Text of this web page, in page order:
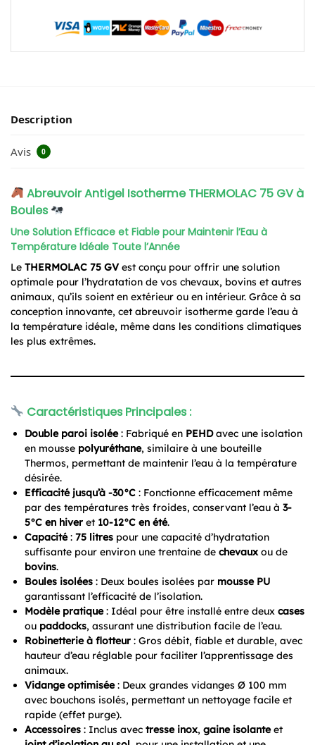
Description
Avis 0
Abreuvoir Antigel Isotherme THERMOLAC 75 GV à
Boules
Une Solution Efficace et Fiable pour Maintenir l’Eau à
Température Idéale Toute l’Année
Le THERMOLAC 75 GVest conçu pour offrir une solution
optimale pour l’hydratation de vos chevaux, bovins et autres
animaux, qu’ils soient en extérieur ou en intérieur. Grâce à sa
conception innovante, cet abreuvoir isotherme garde l’eau à
la température idéale, même dans les conditions climatiques
les plus extrêmes.
Caractéristiques Principales :
Double paroi isolée: Fabriqué en PEHDavec une isolation
en mousse polyuréthane, similaire à une bouteille
Thermos, permettant de maintenir l’eau à la température
désirée.
Efficacité jusqu’à -30°C : Fonctionne efficacement même
par des températures très froides, conservant l’eau à 3-
5°C en hiver et 10-12°C en été.
Capacité: 75 litres pour une capacité d’hydratation
suffisante pour environ une trentaine de chevauxou de
bovins.
Boules isolées : Deux boules isolées par mousse PU
garantissant l’efficacité de l’isolation.
Modèle pratique: Idéal pour être installé entre deux cases
ou paddocks, assurant une distribution facile de l’eau.
Robinetterie à flotteur : Gros débit, fiable et durable, avec
hauteur d’eau réglable pour faciliter l’apprentissage des
animaux.
Vidange optimisée: Deux grandes vidanges Ø 100 mm
avec bouchons isolés, permettant un nettoyage facile et
rapide (effet purge).
Accessoires : Inclus avec tresse inox, gaine isolanteet